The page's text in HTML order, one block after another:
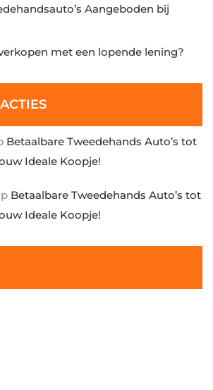
Aangeboden bij
met een lopende lening?
Betaalbare Tweedehands Auto’s tot
Ideale Koopje!
Betaalbare Tweedehands Auto’s tot
Ideale Koopje!